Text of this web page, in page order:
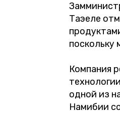
Таэеле
Компания
одной из
Намибии